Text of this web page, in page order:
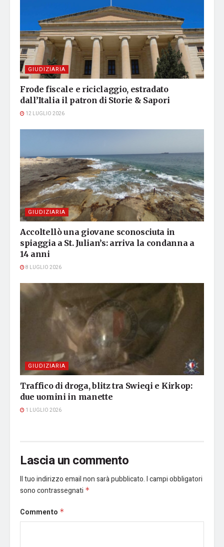
GIUDIZIARIA
Frode fiscale e riciclaggio, estradato
dall’Italia il patron di Storie & Sapori
12 LUGLIO 2026
GIUDIZIARIA
Accoltellò una giovane sconosciuta in
spiaggia a St. Julian’s: arriva la condanna a
14 anni
8 LUGLIO 2026
GIUDIZIARIA
Traffico di droga, blitz tra Swieqi e Kirkop:
due uomini in manette
1 LUGLIO 2026
Lascia un commento
Il tuo indirizzo email non sarà pubblicato.I campi obbligatori
sono contrassegnati *
Commento *